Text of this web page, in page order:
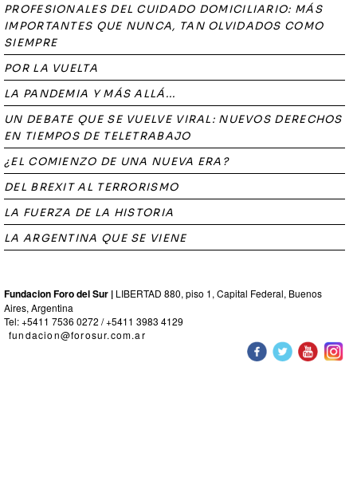
PROFESIONALES DEL CUIDADO DOMICILIARIO: MÁS
IMPORTANTES QUE NUNCA, TAN OLVIDADOS COMO
SIEMPRE
POR LA VUELTA
LA PANDEMIA Y MÁS ALLÁ...
UN DEBATE QUE SE VUELVE VIRAL: NUEVOS DERECHOS
EN TIEMPOS DE TELETRABAJO
¿EL COMIENZO DE UNA NUEVA ERA?
DEL BREXIT AL TERRORISMO
LA FUERZA DE LA HISTORIA
LA ARGENTINA QUE SE VIENE
Fundacion Foro del Sur | LIBERTAD 880, piso 1, Capital Federal, Buenos
Aires, Argentina
Tel: +5411 7536 0272 / +5411 3983 4129
fundacion@forosur.com.ar